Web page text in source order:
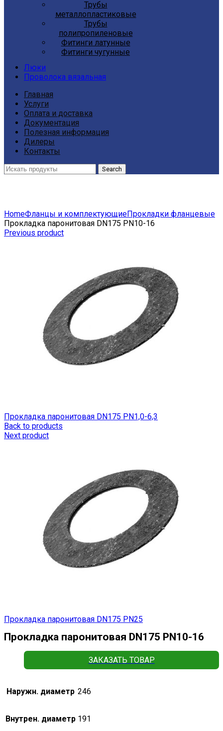
Трубы
металлопластиковые
Трубы
полипропиленовые
Фитинги латунные
Фитинги чугунные
Люки
Проволока вязальная
Главная
Услуги
Оплата и доставка
Документация
Полезная информация
Дилеры
Контакты
Search
HomeФланцы и комплектующиеПрокладки фланцевые
Прокладка паронитовая DN175 РN10-16
Previous product
Прокладка паронитовая DN175 РN1,0-6,3
Back to products
Next product
Прокладка паронитовая DN175 РN25
Прокладка паронитовая DN175 РN10-16
ЗАКАЗАТЬ ТОВАР
Наружн. диаметр 246
Внутрен. диаметр 191